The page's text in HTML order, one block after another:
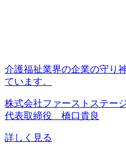
介護福祉業界の企業の守り
ています。
株式会社ファーストステー
代表取締役 橋口貴良
詳しく見る